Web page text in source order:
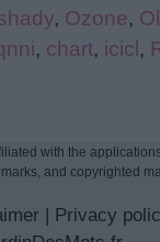
, Ozone,
, chart, icicl,
with the
and copyrighted
| Privacy